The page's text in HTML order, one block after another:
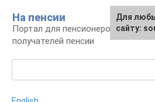
контенту
На пенсии
Портал для пенсионеров и
получателей пенсии
Для
сайту: